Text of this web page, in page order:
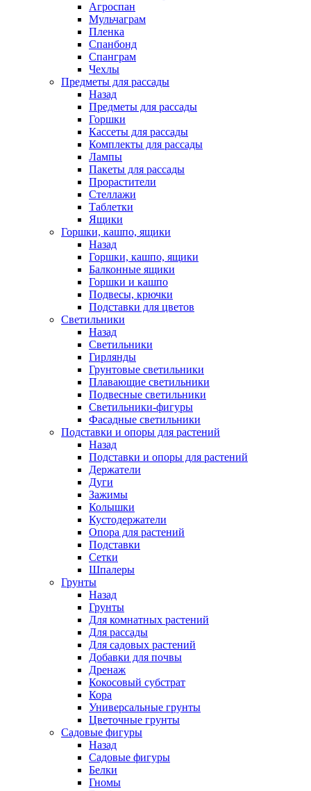
Агроспан
Мульчаграм
Пленка
Спанбонд
Спанграм
Чехлы
Предметы для рассады
Назад
Предметы для рассады
Горшки
Кассеты для рассады
Комплекты для рассады
Лампы
Пакеты для рассады
Прорастители
Стеллажи
Таблетки
Ящики
Горшки, кашпо, ящики
Назад
Горшки, кашпо, ящики
Балконные ящики
Горшки и кашпо
Подвесы, крючки
Подставки для цветов
Светильники
Назад
Светильники
Гирлянды
Грунтовые светильники
Плавающие светильники
Подвесные светильники
Светильники-фигуры
Фасадные светильники
Подставки и опоры для растений
Назад
Подставки и опоры для растений
Держатели
Дуги
Зажимы
Колышки
Кустодержатели
Опора для растений
Подставки
Сетки
Шпалеры
Грунты
Назад
Грунты
Для комнатных растений
Для рассады
Для садовых растений
Добавки для почвы
Дренаж
Кокосовый субстрат
Кора
Универсальные грунты
Цветочные грунты
Садовые фигуры
Назад
Садовые фигуры
Белки
Гномы